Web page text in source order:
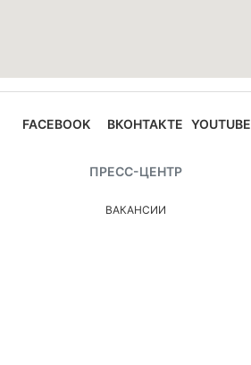
FACEBOOK ВКОНТАКТЕ YOUTUBE
ПРЕСС-ЦЕНТР
ВАКАНСИИ